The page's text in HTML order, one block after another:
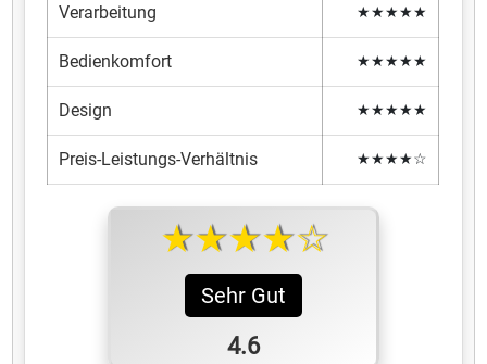
Verarbeitung ★★★★★
Bedienkomfort ★★★★★
Design ★★★★★
Preis-Leistungs-Verhältnis ★★★★☆
★★★★☆
Sehr Gut
4.6